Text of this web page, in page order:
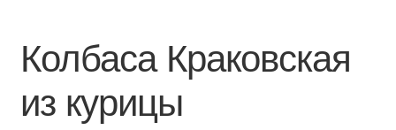
Колбаса Краковская
из курицы